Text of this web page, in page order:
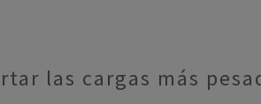
las cargas más